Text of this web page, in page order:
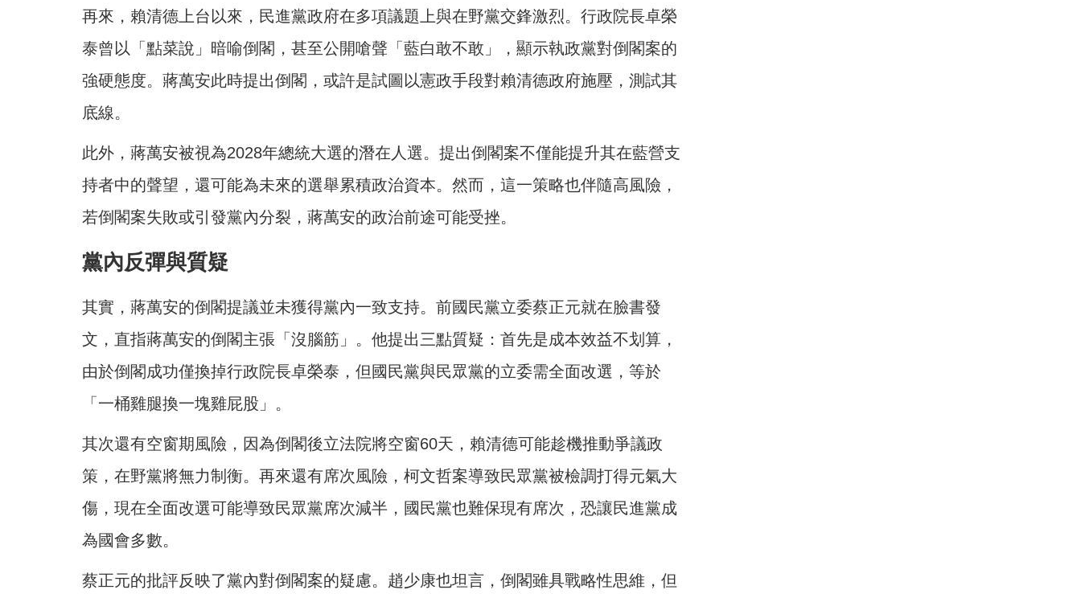
再來，賴清德上台以來，民進黨政府在多項議題上與在野黨交鋒激烈。行政院長卓榮
泰曾以「點菜說」暗喻倒閣，甚至公開嗆聲「藍白敢不敢」，顯示執政黨對倒閣案的
強硬態度。蔣萬安此時提出倒閣，或許是試圖以憲政手段對賴清德政府施壓，測試其
底線。
此外，蔣萬安被視為2028年總統大選的潛在人選。提出倒閣案不僅能提升其在藍營支
持者中的聲望，還可能為未來的選舉累積政治資本。然而，這一策略也伴隨高風險，
若倒閣案失敗或引發黨內分裂，蔣萬安的政治前途可能受挫。
黨內反彈與質疑
其實，蔣萬安的倒閣提議並未獲得黨內一致支持。前國民黨立委蔡正元就在臉書發
文，直指蔣萬安的倒閣主張「沒腦筋」。他提出三點質疑：首先是成本效益不划算，
由於倒閣成功僅換掉行政院長卓榮泰，但國民黨與民眾黨的立委需全面改選，等於
「一桶雞腿換一塊雞屁股」。
其次還有空窗期風險，因為倒閣後立法院將空窗60天，賴清德可能趁機推動爭議政
策，在野黨將無力制衡。再來還有席次風險，柯文哲案導致民眾黨被檢調打得元氣大
傷，現在全面改選可能導致民眾黨席次減半，國民黨也難保現有席次，恐讓民進黨成
為國會多數。
蔡正元的批評反映了黨內對倒閣案的疑慮。趙少康也坦言，倒閣雖具戰略性思維，但